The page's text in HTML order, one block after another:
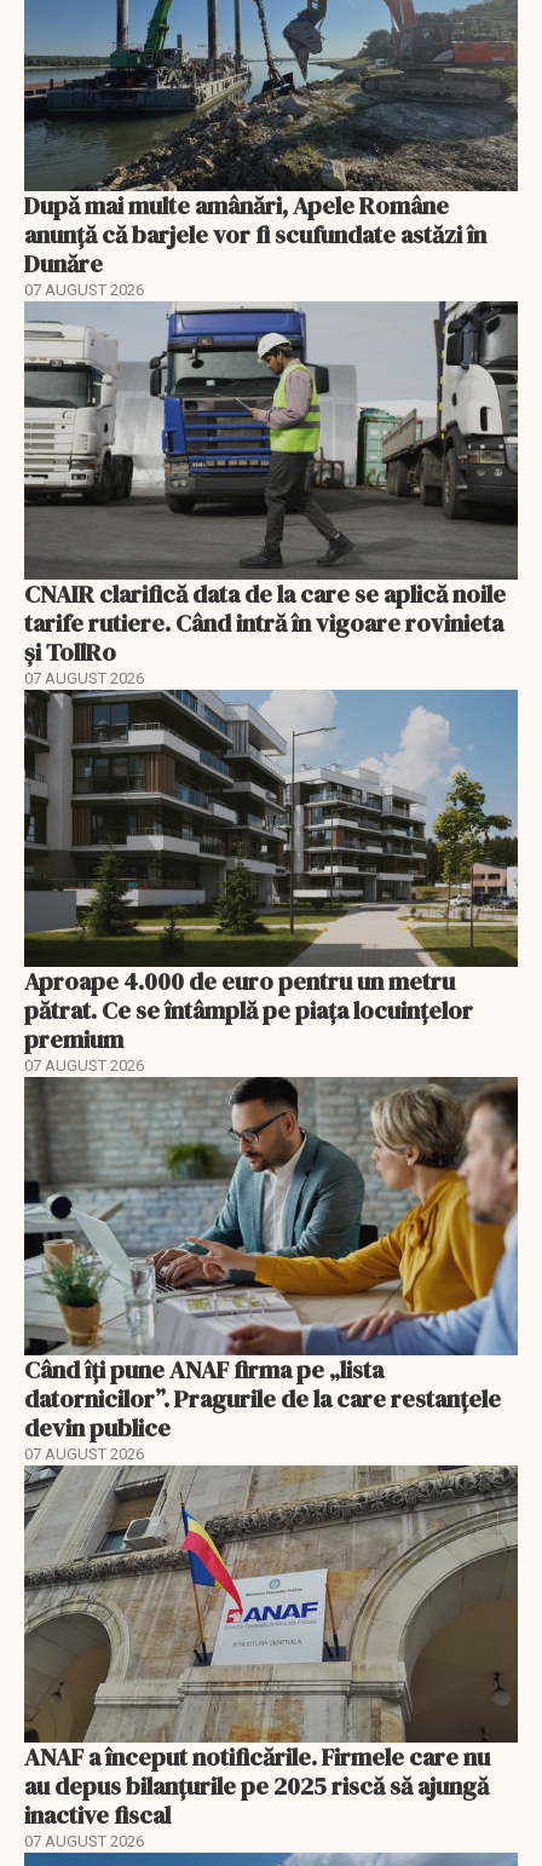
După mai multe amânări, Apele Române
anunță că barjele vor fi scufundate astăzi în
Dunăre
07 AUGUST 2026
CNAIR clarifică data de la care se aplică noile
tarife rutiere. Când intră în vigoare rovinieta
și TollRo
07 AUGUST 2026
Aproape 4.000 de euro pentru un metru
pătrat. Ce se întâmplă pe piața locuințelor
premium
07 AUGUST 2026
Când îți pune ANAF firma pe „lista
datornicilor”. Pragurile de la care restanțele
devin publice
07 AUGUST 2026
ANAF a început notificările. Firmele care nu
au depus bilanțurile pe 2025 riscă să ajungă
inactive fiscal
07 AUGUST 2026